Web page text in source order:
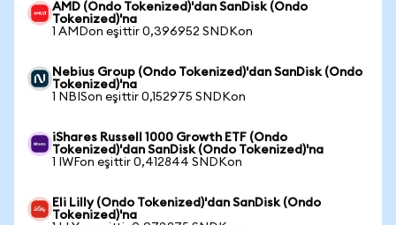
AMD (Ondo Tokenized)'dan SanDisk (Ondo
Tokenized)'na
1 AMDon eşittir 0,396952 SNDKon
Nebius Group (Ondo Tokenized)'dan SanDisk (Ondo
Tokenized)'na
1 NBISon eşittir 0,152975 SNDKon
iShares Russell 1000 Growth ETF (Ondo
Tokenized)'dan SanDisk (Ondo Tokenized)'na
1 IWFon eşittir 0,412844 SNDKon
Eli Lilly (Ondo Tokenized)'dan SanDisk (Ondo
Tokenized)'na